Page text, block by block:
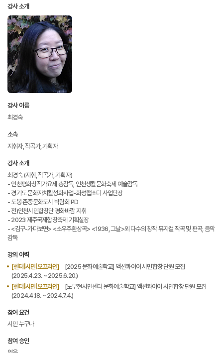
강사 소개
강사 이름
최경숙
소속
지휘자, 작곡가, 기획자
강사 소개
최경숙 (지휘, 작곡가, 기획자)
- 인천평화창작가요제 총감독, 인천생활문화축제 예술감독
- 경기도 문화자치활성화사업-화성랩소디 사업단장
- 도봉 존중문화도시 박람회 PD
- 전)인천시민합창단 평화바람 지휘
- 2023 제주국제합창축제 기획실장
- <김구-가다보면> <소우주환상곡> <1936, 그날>외 다수의 창작 뮤지컬 작곡 및 편곡, 음악
감독
강의 이력
[센터|시민|오프라인]
[2025 문화예술학교] 액션콰이어 시민합창 단원 모집
(2025.4.23. ~ 2025.6.20.)
[센터|시민|오프라인]
[노무현시민센터 문화예술학교] 액션콰이어 시민합창 단원 모집
(2024.4.18. ~ 2024.7.4.)
참여 요건
시민 누구나
참여 승인